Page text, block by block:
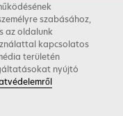
new
tab
Company
szabásához,
az oldalunk
kapcsolatos
területén
nyújtó